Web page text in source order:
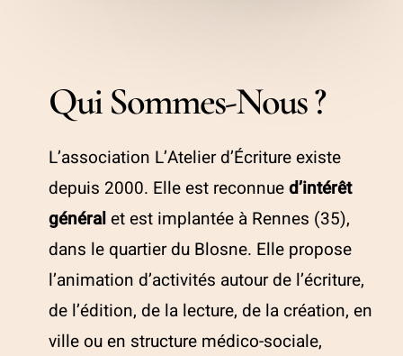
Qui Sommes-Nous ?
L’association L’Atelier d’Écriture existe
depuis 2000. Elle est reconnued’intérêt
généralet est implantée à Rennes (35),
dans le quartier du Blosne. Elle propose
l’animation d’activités autour de l’écriture,
de l’édition, de la lecture, de la création, en
ville ou en structure médico-sociale,